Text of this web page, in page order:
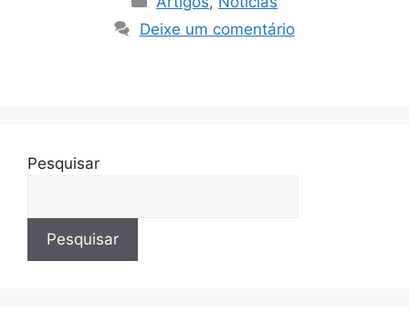
Deixe um comentário
Pesquisar
Pesquisar